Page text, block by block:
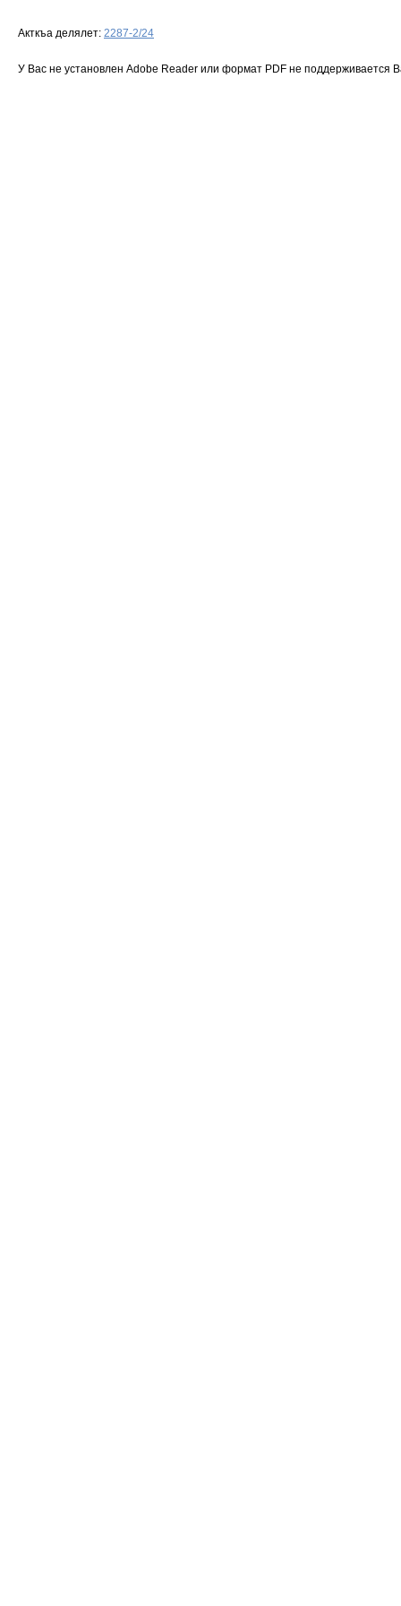
Акткъа делялет: 2287-2/24
У Вас не установлен Adobe Reader или формат PDF не поддерживается